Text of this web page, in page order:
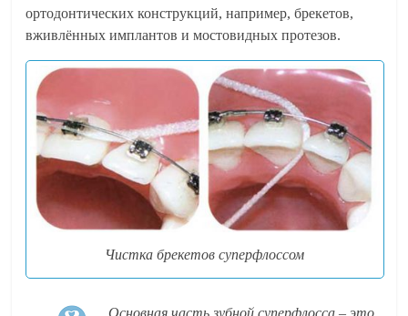
ортодонтических конструкций, например, брекетов,
вживлённых имплантов и мостовидных протезов.
Чистка брекетов суперфлоссом